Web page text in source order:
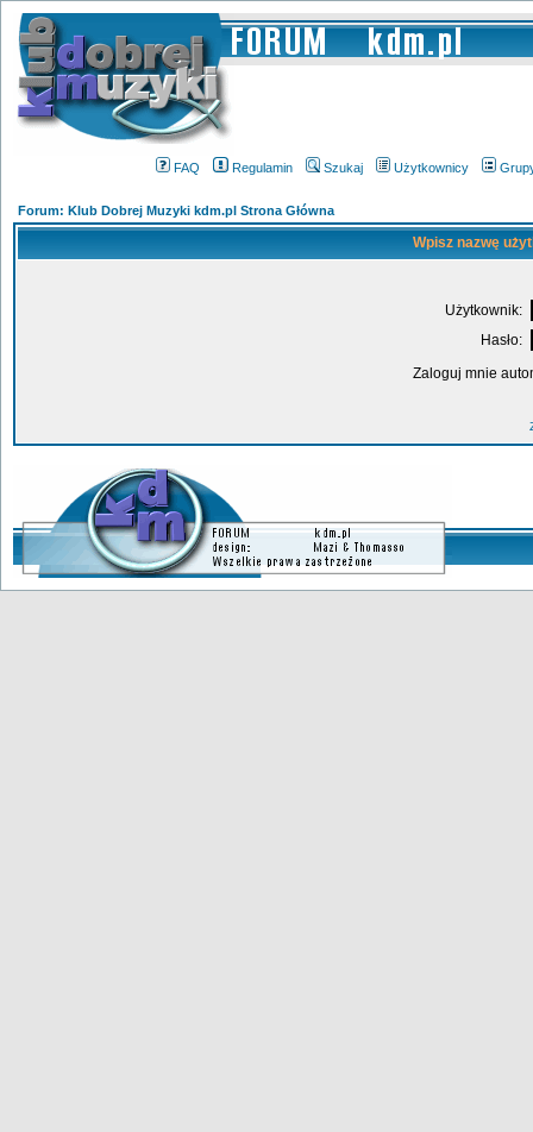
FAQ Regulamin Szukaj Użytkownicy
Forum: Klub Dobrej Muzyki kdm.pl Strona Główna
Wpisz nazwę
Użytkownik:
Hasło:
Zaloguj mnie